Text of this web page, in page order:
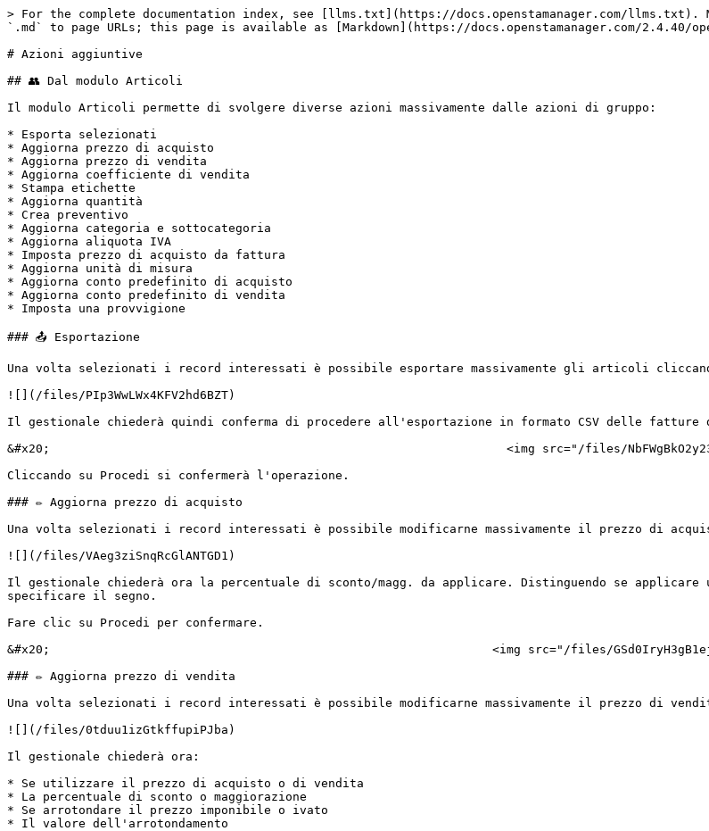
> For the complete documentation index, see [llms.txt](https://docs.openstamanager.com/llms.txt).
`.md` to page URLs; this page is available as [Markdown](https://docs.openstamanager.com/2.4.40/
# Azioni aggiuntive
## 👥 Dal modulo Articoli
Il modulo Articoli permette di svolgere diverse azioni massivamente dalle azioni di gruppo:
* Esporta selezionati
* Aggiorna prezzo di acquisto
* Aggiorna prezzo di vendita
* Aggiorna coefficiente di vendita
* Stampa etichette
* Aggiorna quantità
* Crea preventivo
* Aggiorna categoria e sottocategoria
* Aggiorna aliquota IVA
* Imposta prezzo di acquisto da fattura
* Aggiorna unità di misura
* Aggiorna conto predefinito di acquisto
* Aggiorna conto predefinito di vendita
* Imposta una provvigione
### 📤 Esportazione
Una volta selezionati i record interessati è possibile esportare massivamente gli articoli
![](/files/PIp3WwLWx4KFV2hd6BZT)
Il gestionale chiederà quindi conferma di procedere all'esportazione in formato CSV delle fatture
&#x20;                                                                <img src="/files/
Cliccando su Procedi si confermerà l'operazione.
### ✏️ Aggiorna prezzo di acquisto
Una volta selezionati i record interessati è possibile modificarne massivamente il prezzo di
![](/files/VAeg3ziSnqRcGlANTGD1)
Il gestionale chiederà ora la percentuale di sconto/magg. da applicare. Distinguendo se applicare
specificare il segno.
Fare clic su Procedi per confermare.
&#x20;                                                              <img src="/files/
### ✏️ Aggiorna prezzo di vendita
Una volta selezionati i record interessati è possibile modificarne massivamente il prezzo di
![](/files/0tduu1izGtkffupiPJba)
Il gestionale chiederà ora:
* Se utilizzare il prezzo di acquisto o di vendita
* La percentuale di sconto o maggiorazione
* Se arrotondare il prezzo imponibile o ivato
* Il valore dell'arrotondamento